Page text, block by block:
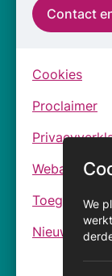
Contact
Cookies
Proclaimer
Webarchief
Nieuwsbrief
We